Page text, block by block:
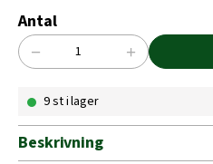
Antal
BREDSPACKEL
MM
− +
9 st i lager
Beskrivning